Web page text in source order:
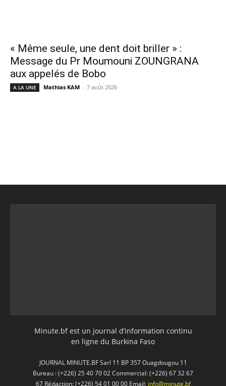
« Même seule, une dent doit briller » :
Message du Pr Moumouni ZOUNGRANA
aux appelés de Bobo
A LA UNE Mathias KAM - 7 août 2026
Minute.bf est un journal d’information continu
en ligne du Burkina Faso
JOURNAL MINUTE.BF Sarl 11 BP 357 Ouagdougou 11
Bureau : (+226) 25 40 70 02 Commercial: (+226) 67 32 67
67 Rédaction: (+226) 54 01 00 00 Email: info@minute.bf